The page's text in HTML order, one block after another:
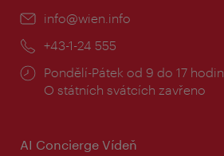
E-
info@wien.info
Telefon:
+43-1-24 555
Provozní
doba:
Pondělí-Pátek od 9 do 17 hodin
O státních svátcích zavřeno
AI Concierge Vídeň